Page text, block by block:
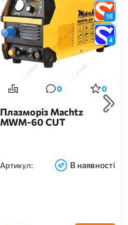
18
4
0 0
Плазморіз Machtz
MWM-60 CUT
Артикул: В наявності